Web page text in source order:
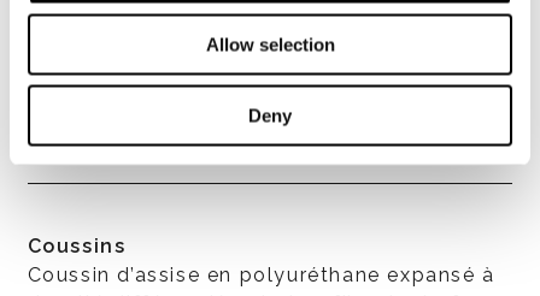
Allow selection
Deny
deux accoudoirs présentent une vis
Bronze pour l’extérieur, à proximité du
Coussins
Coussin d’assise en polyuréthane expansé à